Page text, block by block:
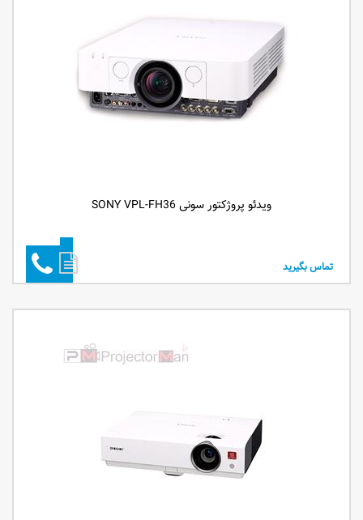
ویدئو پروژکتور سونی SONY VPL-FH36
تماس بگیرید